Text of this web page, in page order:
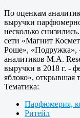
По оценкам
выручки
несколько
сети «Магнит
Роше», «Подружка»,
аналитиков M.A.
выручки в 2018 г. -
яблоко», открывшая
Тематика:
Парфюмерия,
Ритейл